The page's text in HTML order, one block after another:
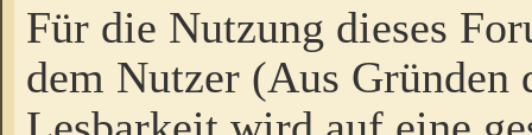
Für die Nutzung dieses
dem Nutzer (Aus Gründen